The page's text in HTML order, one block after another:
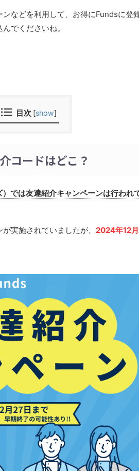
などを利用して、お得にFundsに登
でくださいね。
目次 [show]
コードはどこ？
では友達紹介キャンペーンは行われ
実施されていましたが、 2024年12